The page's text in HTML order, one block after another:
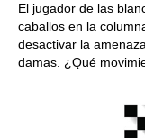
El jugador de las
caballos en la
desactivar la
damas. ¿Qué